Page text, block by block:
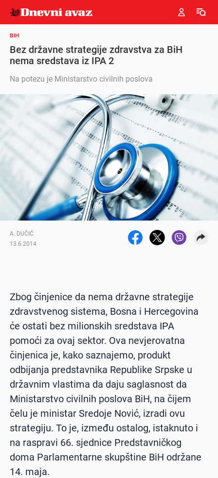
BIH
Bez državne strategije zdravstva za BiH
nema sredstava iz IPA 2
Na potezu je Ministarstvo civilnih poslova
A. DUČIĆ
13.6.2014
Zbog činjenice da nema državne strategije
zdravstvenog sistema, Bosna i Hercegovina
će ostati bez milionskih sredstava IPA
pomoći za ovaj sektor. Ova nevjerovatna
činjenica je, kako saznajemo, produkt
odbijanja predstavnika Republike Srpske u
državnim vlastima da daju saglasnost da
Ministarstvo civilnih poslova BiH, na čijem
čelu je ministar Sredoje Nović, izradi ovu
strategiju. To je, između ostalog, istaknuto i
na raspravi 66. sjednice Predstavničkog
doma Parlamentarne skupštine BiH održane
14. maja.